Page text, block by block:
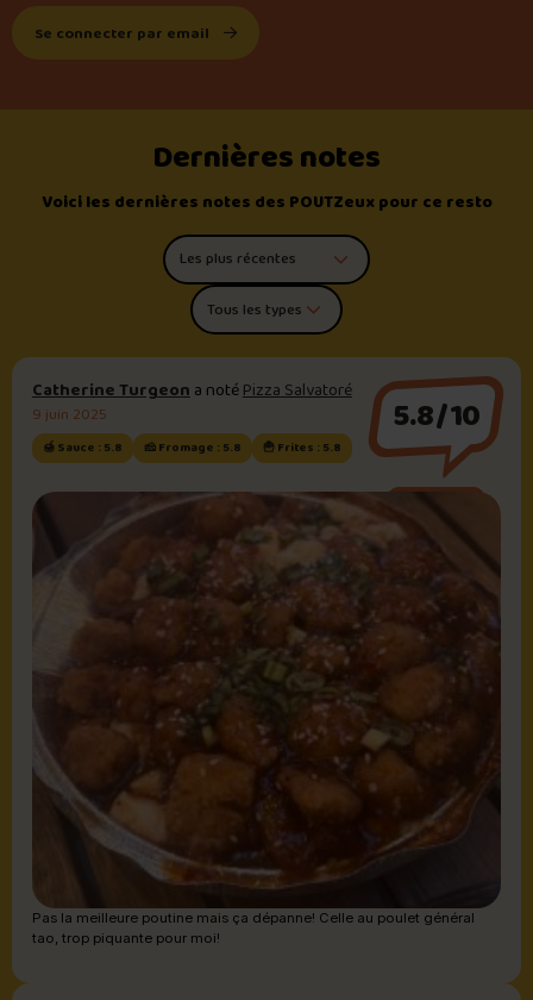
Se connecter par email
Dernières notes
Voici les dernières notes des POUTZeux pour ce resto
Trier les commentaires
Filtrer par type de poutine
Catherine Turgeona notéPizza Salvatoré
9 juin 2025
🍯 Sauce : 5.8 🧀 Fromage : 5.8 🍟 Frites : 5.8
5.8/10
Pas la meilleure poutine mais ça dépanne! Celle au poulet général
tao, trop piquante pour moi!